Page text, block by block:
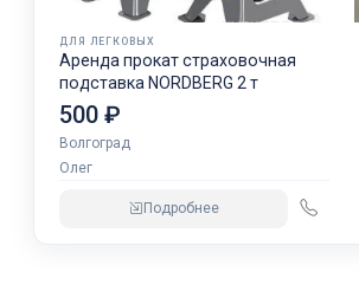
ДЛЯ ЛЕГКОВЫХ
Аренда прокат страховочная
подставка NORDBERG 2 т
500 ₽
Волгоград
Олег
Подробнее